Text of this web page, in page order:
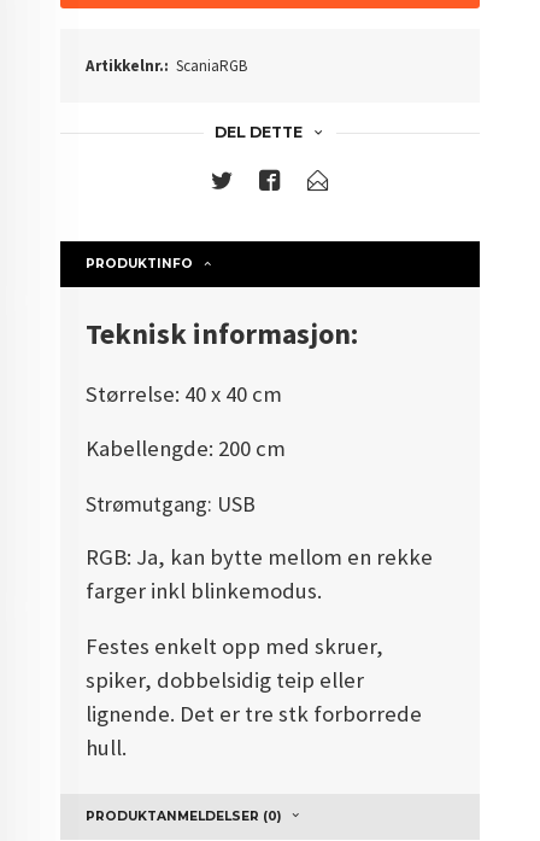
Artikkelnr.: ScaniaRGB
DEL DETTE
PRODUKTINFO
Teknisk informasjon:
Størrelse: 40 x 40 cm
Kabellengde: 200 cm
Strømutgang: USB
RGB: Ja, kan bytte mellom en rekke
farger inkl blinkemodus.
Festes enkelt opp med skruer,
spiker, dobbelsidig teip eller
lignende. Det er tre stk forborrede
hull.
PRODUKTANMELDELSER (0)